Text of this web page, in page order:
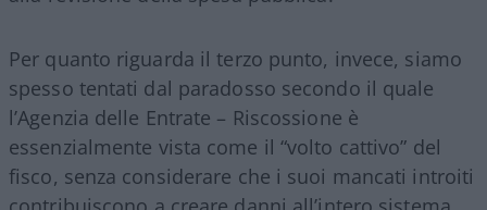
Per quanto riguarda il terzo punto, invece, siamo
spesso tentati dal paradosso secondo il quale
l’Agenzia delle Entrate – Riscossione è
essenzialmente vista come il “volto cattivo” del
fisco, senza considerare che i suoi mancati introiti